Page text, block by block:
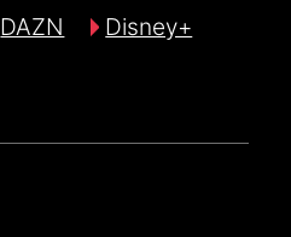
DAZN
Disney+